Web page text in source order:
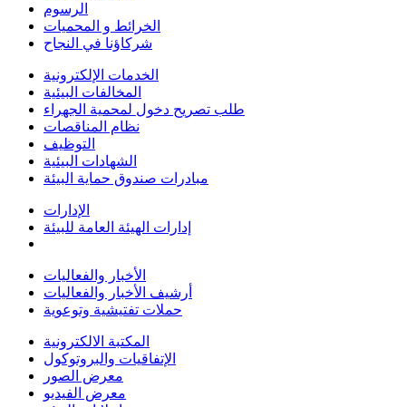
الرسوم
الخرائط و المحميات
شركاؤنا في النجاح
الخدمات الإلكترونية
المخالفات البيئية
طلب تصريح دخول لمحمية الجهراء
نظام المناقصات
التوظيف
الشهادات البيئية
مبادرات صندوق حماية البيئة
الإدارات
إدارات الهيئة العامة للبيئة
الأخبار والفعاليات
أرشيف الأخبار والفعاليات
حملات تفتيشية وتوعوية
المكتبة الالكترونية
الإتفاقيات والبروتوكول
معرض الصور
معرض الفيديو